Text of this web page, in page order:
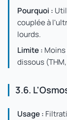
Pourquoi :
couplée à
lourds.
Limite :
dissous
3.6.
Usage :